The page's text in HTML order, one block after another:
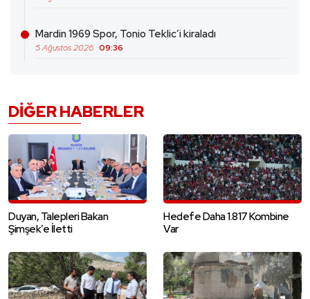
Mardin 1969 Spor, Tonio Teklic’i kiraladı
5 Ağustos 2026 09:36
DIĞER HABERLER
Duyan, Talepleri Bakan
Şimşek’e İletti
Hedefe Daha 1.817 Kombine
Var